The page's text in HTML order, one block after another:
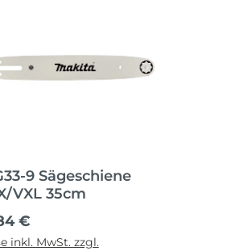
9 Sägeschiene
VXL 35cm
Preis:
€
inkl. MwSt. zzgl.